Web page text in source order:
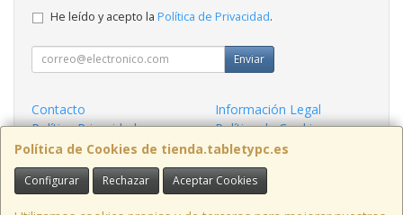
Política de Cookies de tienda.tabletypc.es
Configurar Rechazar Aceptar Cookies
He leído y acepto la Política de Privacidad.
Enviar
Contacto
Información Legal
Política Privacidad
Política de Cookies
Condiciones de Compra
Formas de Pago
Contacto